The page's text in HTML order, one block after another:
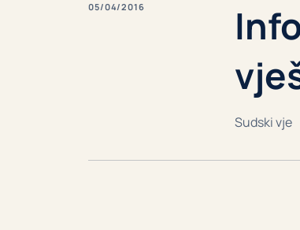
05/04/2016
Sudski vje